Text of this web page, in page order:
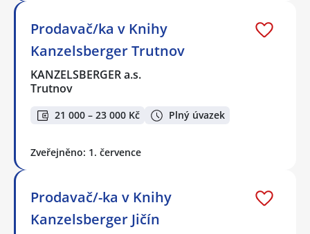
Prodavač/ka v Knihy
Kanzelsberger Trutnov
KANZELSBERGER a.s.
Trutnov
21 000 – 23 000 Kč Plný úvazek
Zveřejněno: 1. července
Prodavač/-ka v Knihy
Kanzelsberger Jičín